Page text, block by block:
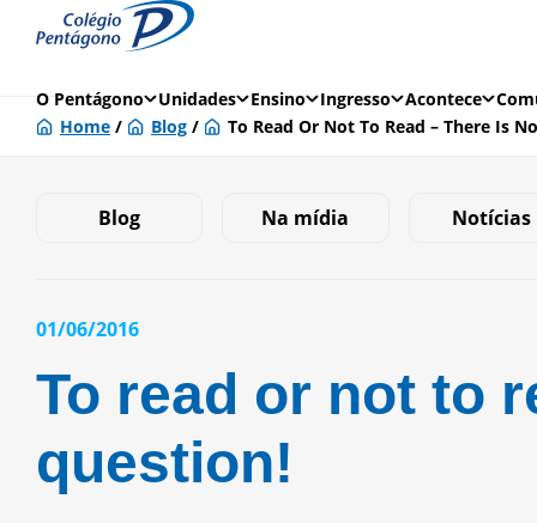
O Pentágono Unidades Ensino Ingresso Acontece
Home / Blog / To Read Or Not To Read – There Is
Blog Na mídia Notícias
01/06/2016
To read or not to
question!